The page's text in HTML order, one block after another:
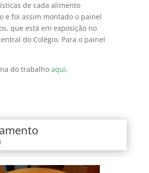
de cada alimento
e foi assim montado o painel
que está em exposição no
do Colégio. Para o painel
do trabalho aqui.